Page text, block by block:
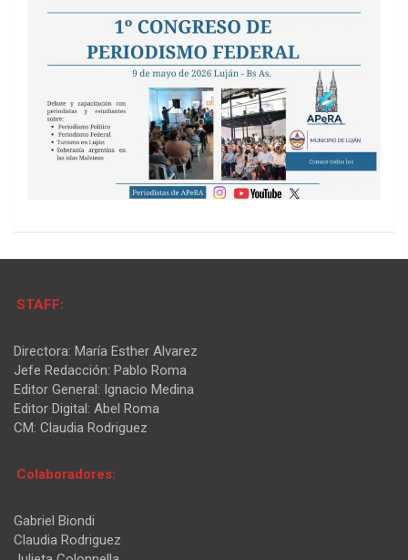
STAFF:
Directora: María Esther Alvarez
Jefe Redacción: Pablo Roma
Editor General: Ignacio Medina
Editor Digital: Abel Roma
CM: Claudia Rodriguez
Colaboradores:
Gabriel Biondi
Claudia Rodriguez